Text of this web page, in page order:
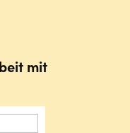
mit